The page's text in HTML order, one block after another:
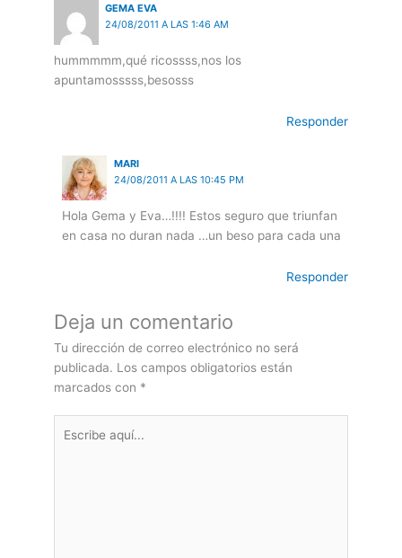
GEMA EVA
24/08/2011 A LAS 1:46 AM
hummmmm,qué ricossss,nos los
apuntamosssss,besosss
Responder
MARI
24/08/2011 A LAS 10:45 PM
Hola Gema y Eva…!!!! Estos seguro que triunfan
en casa no duran nada …un beso para cada una
Responder
Deja un comentario
Tu dirección de correo electrónico no será
publicada. Los campos obligatorios están
marcados con *
aquí...